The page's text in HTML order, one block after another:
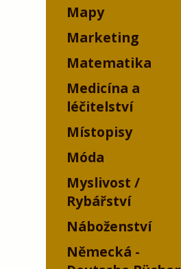
Mapy
Marketing
Matematika
Medicína a
léčitelství
Místopisy
Móda
Myslivost /
Rybářství
Náboženství
Německá -